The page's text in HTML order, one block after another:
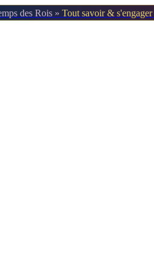
des Rois » Tout savoir &